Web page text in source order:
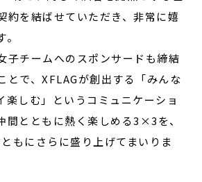
約を結ばせていただき、非常に嬉
子チームへのスポンサードも締結
とで、XFLAGが創出する「みんな
楽しむ」というコミュニケーショ
間とともに熱く楽しめる3×3を、
もにさらに盛り上げてまいりま